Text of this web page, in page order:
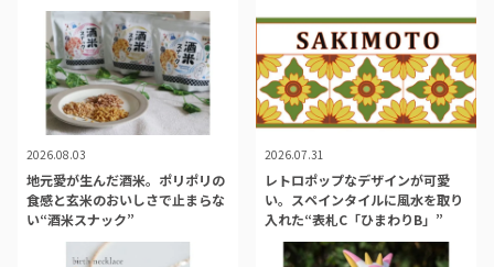
2026.08.03
地元愛が生んだ酒米。ポリポリの
食感と玄米のおいしさで止まらな
い“酒米スナック”
2026.07.31
レトロポップなデザインが可愛
い。スペインタイルに風水を取り
入れた“表札C「ひまわりB」”